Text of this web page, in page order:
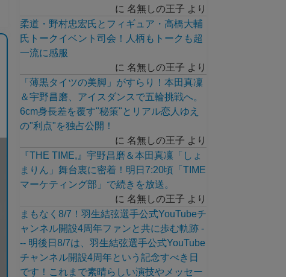
に 名無しの王子 より
柔道・野村忠宏氏とフィギュア・高橋大輔
氏トークイベント司会！人柄もトークも超
一流に感服
に 名無しの王子 より
「薄黒タイツの美脚」がすらり！本田真凜
＆宇野昌磨、アイスダンスで五輪挑戦へ。
6cm身長差を覆す"秘策"とリアル恋人ゆえ
の"利点"を独占公開！
に 名無しの王子 より
『THE TIME,』宇野昌磨＆本田真凜「しょ
まりん」舞台裏に密着！明日7:20頃「TIME
マーケティング部」で続きを放送。
に 名無しの王子 より
まもなく8/7！羽生結弦選手公式YouTubeチ
ャンネル開設4周年ファンと共に歩む軌跡 -
-- 明後日8/7は、羽生結弦選手公式YouTube
チャンネル開設4周年という記念すべき日
です！これまで素晴らしい演技やメッセー